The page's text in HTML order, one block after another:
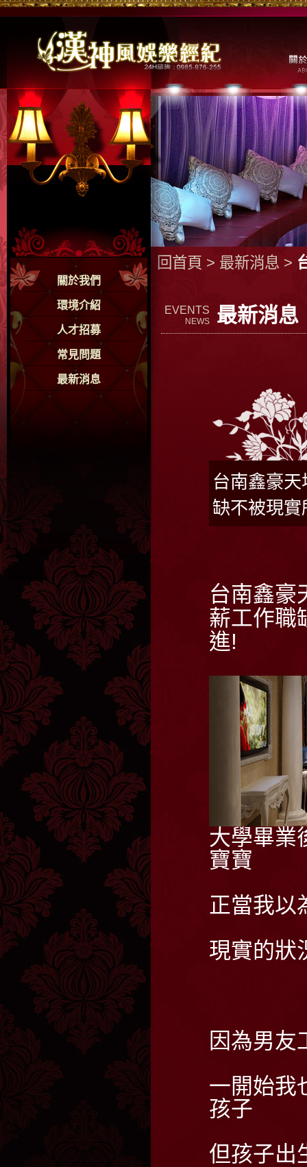
關於我們
環境介紹
人才招募
常見問題
最新消息
回首頁 > 最新消息 >
EVENTS
NEWS 最新消息
台南鑫豪
缺不被現
台南鑫豪
薪工作職
進!
大學畢業
寶寶
正當我以
現實的狀
因為男友
一開始我
孩子
但孩子出